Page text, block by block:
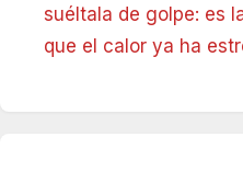
suéltala de golpe: es
que el calor ya ha